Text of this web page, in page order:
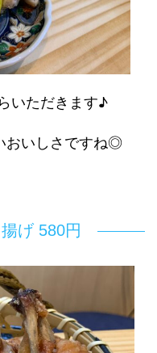
いただきます♪
おいしさですね◎
げ 580円